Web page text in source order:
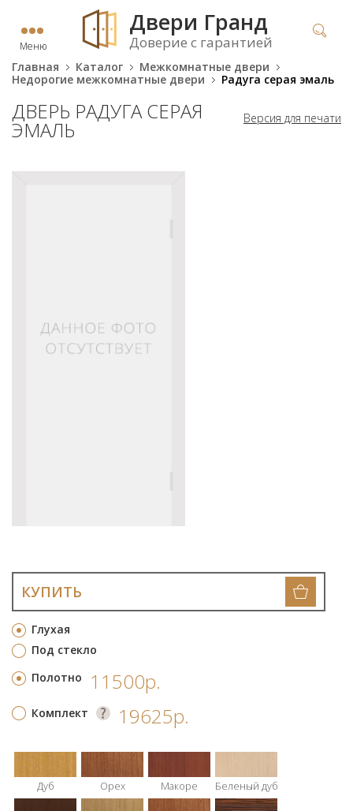
Меню
Двери Гранд
Доверие с гарантией
Главная Каталог
Межкомнатные двери
Недорогие межкомнатные двери
Радуга серая эмаль
Версия для печати
ДВЕРЬ РАДУГА СЕРАЯ
ЭМАЛЬ
Глухая
Под стекло
КУПИТЬ
Полотно 11500р.
Комплект 19625р.
Дуб Орех Макоре Беленый дуб